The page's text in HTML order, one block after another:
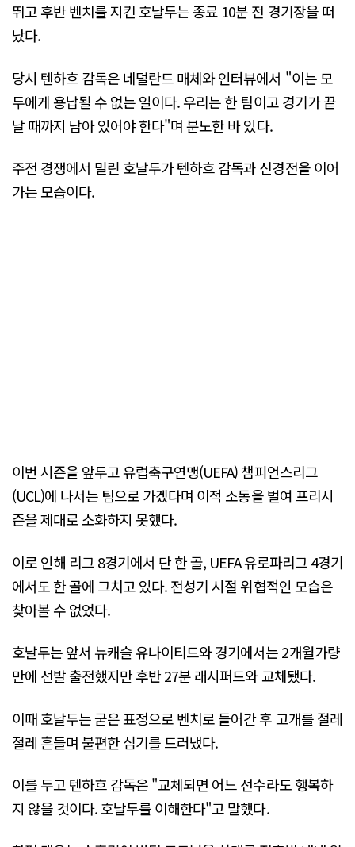
뛰고 후반 벤치를 지킨 호날두는 종료 10분 전 경기장을 떠
났다.
당시 텐하흐 감독은 네덜란드 매체와 인터뷰에서 "이는 모
두에게 용납될 수 없는 일이다. 우리는 한 팀이고 경기가 끝
날 때까지 남아 있어야 한다"며 분노한 바 있다.
주전 경쟁에서 밀린 호날두가 텐하흐 감독과 신경전을 이어
가는 모습이다.
이번 시즌을 앞두고 유럽축구연맹(UEFA) 챔피언스리그
(UCL)에 나서는 팀으로 가겠다며 이적 소동을 벌여 프리시
즌을 제대로 소화하지 못했다.
이로 인해 리그 8경기에서 단 한 골, UEFA 유로파리그 4경기
에서도 한 골에 그치고 있다. 전성기 시절 위협적인 모습은
찾아볼 수 없었다.
호날두는 앞서 뉴캐슬 유나이티드와 경기에서는 2개월가량
만에 선발 출전했지만 후반 27분 래시퍼드와 교체됐다.
이때 호날두는 굳은 표정으로 벤치로 들어간 후 고개를 절레
절레 흔들며 불편한 심기를 드러냈다.
이를 두고 텐하흐 감독은 "교체되면 어느 선수라도 행복하
지 않을 것이다. 호날두를 이해한다"고 말했다.